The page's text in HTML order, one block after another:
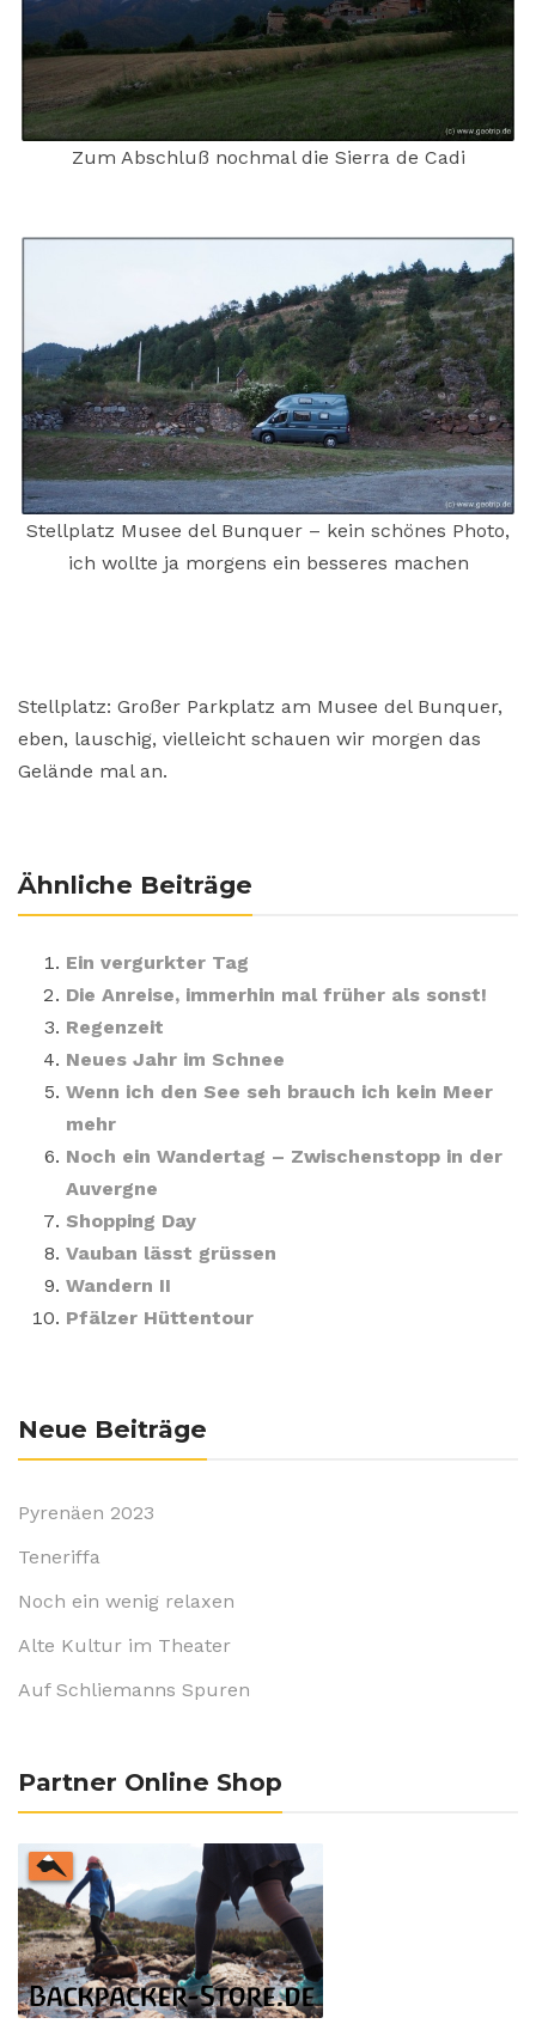
Zum Abschluß nochmal die Sierra de Cadi
Stellplatz Musee del Bunquer – kein schönes Photo,
ich wollte ja morgens ein besseres machen
Stellplatz: Großer Parkplatz am Musee del Bunquer,
eben, lauschig, vielleicht schauen wir morgen das
Gelände mal an.
Ähnliche Beiträge
Ein vergurkter Tag
Die Anreise, immerhin mal früher als sonst!
Regenzeit
Neues Jahr im Schnee
Wenn ich den See seh brauch ich kein Meer
mehr
Noch ein Wandertag – Zwischenstopp in der
Auvergne
Shopping Day
Vauban lässt grüssen
Wandern II
Pfälzer Hüttentour
Neue Beiträge
Pyrenäen 2023
Teneriffa
Noch ein wenig relaxen
Alte Kultur im Theater
Auf Schliemanns Spuren
Partner Online Shop